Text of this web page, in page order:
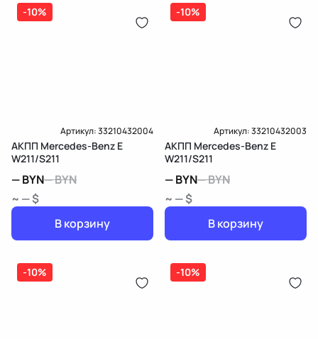
Карта рассрочки онлайн
-10%
Артикул:33210432004
АКПП Mercedes-Benz E
W211/S211
—BYN—BYN
~ — $
В корзину
-10%
Артикул:33210432003
АКПП Mercedes-Benz E
W211/S211
—BYN—BYN
~ — $
В корзину
-10% -10%